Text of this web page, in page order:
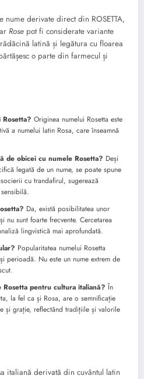
nume derivate direct din ROSETTA,
Rose pot fi considerate variante
latină și legătura cu floarea
o parte din farmecul și
Originea numelui Rosetta este
a numelui latin Rosa, care înseamnă
de obicei cu numele Rosetta? Deși
legată de un nume, se poate spune
cu trandafirul, sugerează
Da, există posibilitatea unor
nu sunt foarte frecvente. Cercetarea
lingvistică mai aprofundată.
Popularitatea numelui Rosetta
perioadă. Nu este un nume extrem de
pentru cultura italiană? În
la fel ca și Rosa, are o semnificație
și grație, reflectând tradițiile și valorile
italiană derivată din cuvântul latin